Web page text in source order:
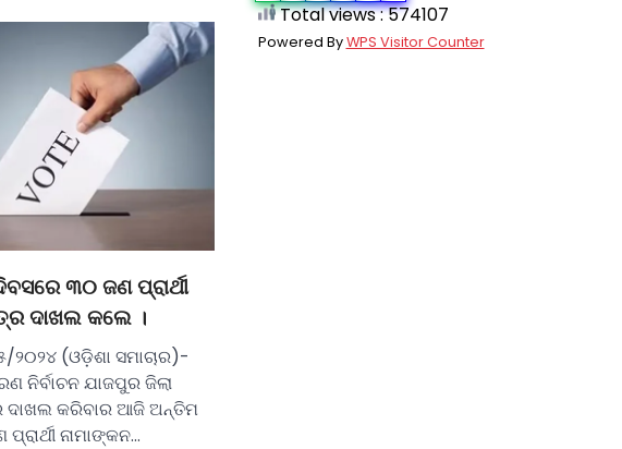
୩୦ ଜଣ ପ୍ରାର୍ଥୀ
ଦାଖଲ କଲେ ।
୨୦୨୪ (ଓଡ଼ିଶା ସମାଚାର)-
ନିର୍ବାଚନ ଯାଜପୁର ଜିଲା
ଦାଖଲ କରିବାର ଆଜି ଅନ୍ତିମ
ନାମାଙ୍କନ…
Total views : 574107
Powered ByWPS Visitor Counter